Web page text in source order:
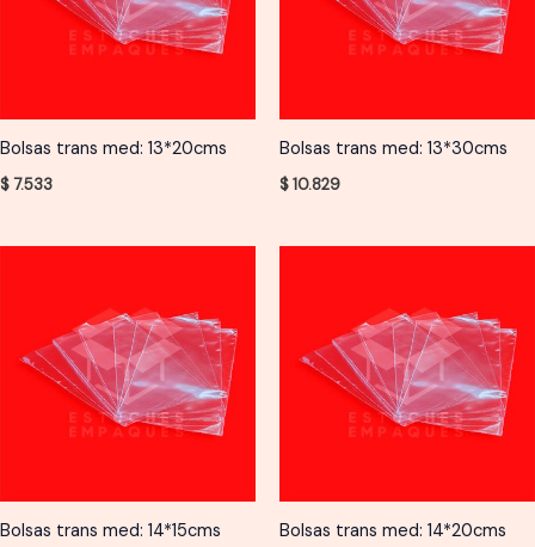
Bolsas trans med: 13*20cms
$7.533
Bolsas trans med: 13*30cms
$10.829
Bolsas trans med: 14*15cms Bolsas trans med: 14*20cms